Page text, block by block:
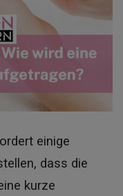
einige
dass die
kurze